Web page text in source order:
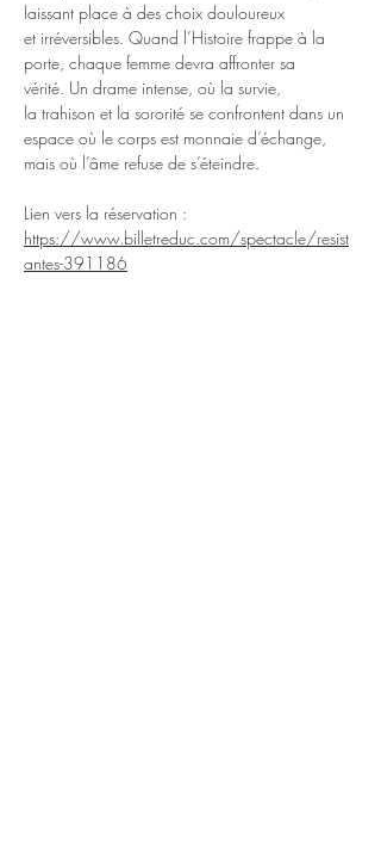
laissant place à des choix douloureux
et irréversibles. Quand l’Histoire frappe à la
porte, chaque femme devra affronter sa
vérité. Un drame intense, où la survie,
la trahison et la sororité se confrontent dans un
espace où le corps est monnaie d’échange,
mais où l’âme refuse de s’éteindre.
Lien vers la réservation :
https://www.billetreduc.com/spectacle/resist
antes-391186